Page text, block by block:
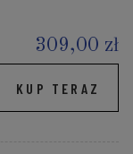
309,00 zł
KUP TERAZ